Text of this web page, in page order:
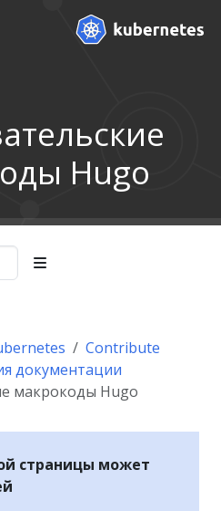
Hugo
Contribute
документации
макрокоды Hugo
страницы может